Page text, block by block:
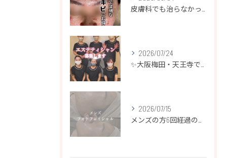
皮膚科でも治らなかったニキビ、諦めるのはまだ早いです！
2026/07/24
✨大阪梅田・天王寺でエステティシャン募集✨
2026/07/15
メンズの方6回経過のお写真になります📷✨